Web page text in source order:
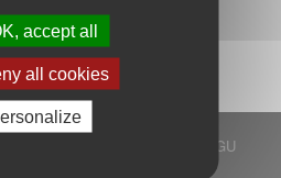
accept all
all cookies
Démarrer
CGU